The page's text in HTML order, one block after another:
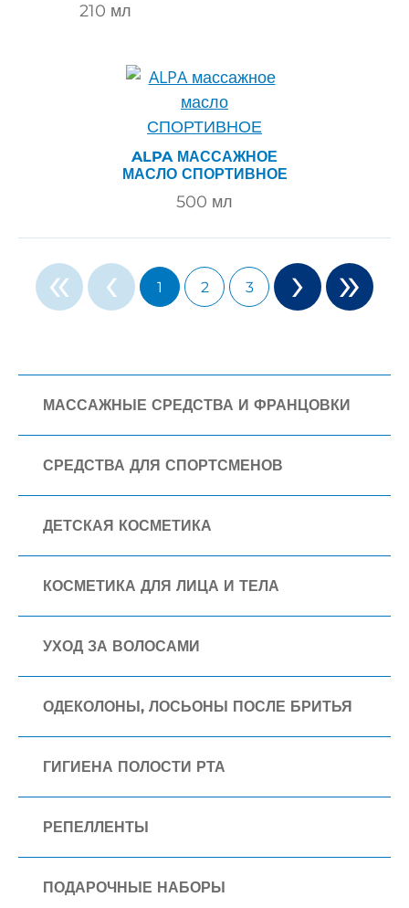
210 мл
ALPA МАССАЖНОЕ
МАСЛО СПОРТИВНОЕ
500 мл
« ‹ 1 2 3 › »
МАССАЖНЫЕ СРЕДСТВА И ФРАНЦОВКИ
СРЕДСТВА ДЛЯ СПОРТСМЕНОВ
ДЕТСКАЯ КОСМЕТИКА
КОСМЕТИКА ДЛЯ ЛИЦА И ТЕЛА
УХОД ЗА ВОЛОСАМИ
ОДЕКОЛОНЫ, ЛОСЬОНЫ ПОСЛЕ БРИТЬЯ
ГИГИЕНА ПОЛОСТИ РТА
РЕПЕЛЛЕНТЫ
ПОДАРОЧНЫЕ НАБОРЫ